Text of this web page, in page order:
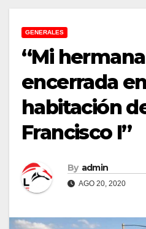
GENERALES
“Mi
encerrada
habitación
Francisco I”
By admin
AGO 20, 2020